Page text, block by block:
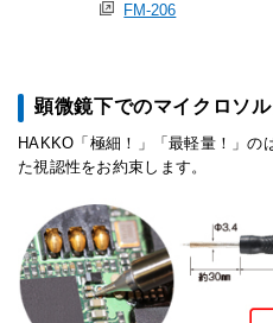
FM-206
顕微鏡下でのマイクロソ
HAKKO「極細！」「最軽量！」の
た視認性をお約束します。